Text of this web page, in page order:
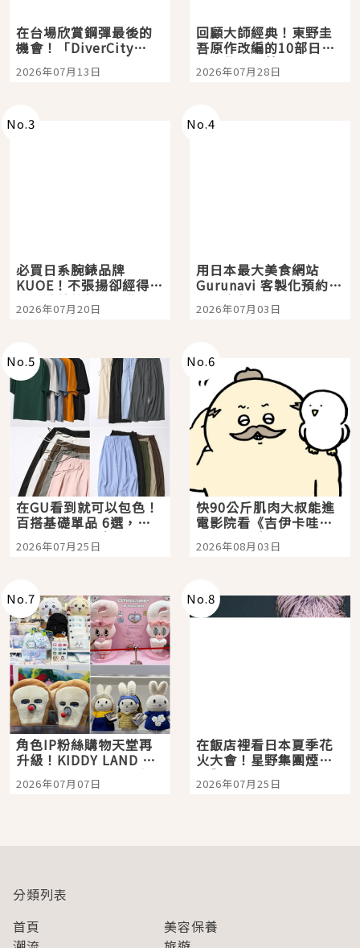
在台場欣賞鋼彈最後的
機會！「DiverCity
Tokyo Plaza」搭船、
購物、美食及夜景，一
2026年07月13日
回顧大師經典！東野圭
吾原作改編的10部日本
影視作品推薦
2026年07月28日
No.3
必買日系腕錶品牌
KUOE！不張揚卻經得起
時間洗鍊的經典之作五
選
2026年07月20日
No.4
用日本最大美食網站
Gurunavi 客製化預約九
大都市餐廳，打造專屬
美食體驗！
2026年07月03日
No.5
在GU看到就可以包色！
百搭基礎單品 6選，閉
眼全收也不心疼
2026年07月25日
No.6
快90公斤肌肉大叔能進
電影院看《吉伊卡哇》
嗎？日本重金屬樂團
「打首」會長與nagano
2026年08月03日
No.7
角色IP粉絲購物天堂再
升級！KIDDY LAND 原
宿店吉伊卡哇迎客，新
開幕 OMOKADO 店3分
2026年07月07日
No.8
在飯店裡看日本夏季花
火大會！星野集團煙火
景觀飯店6選，讓你不用
人擠人悠閒欣賞
2026年07月25日
分類列表
首頁
美容保養